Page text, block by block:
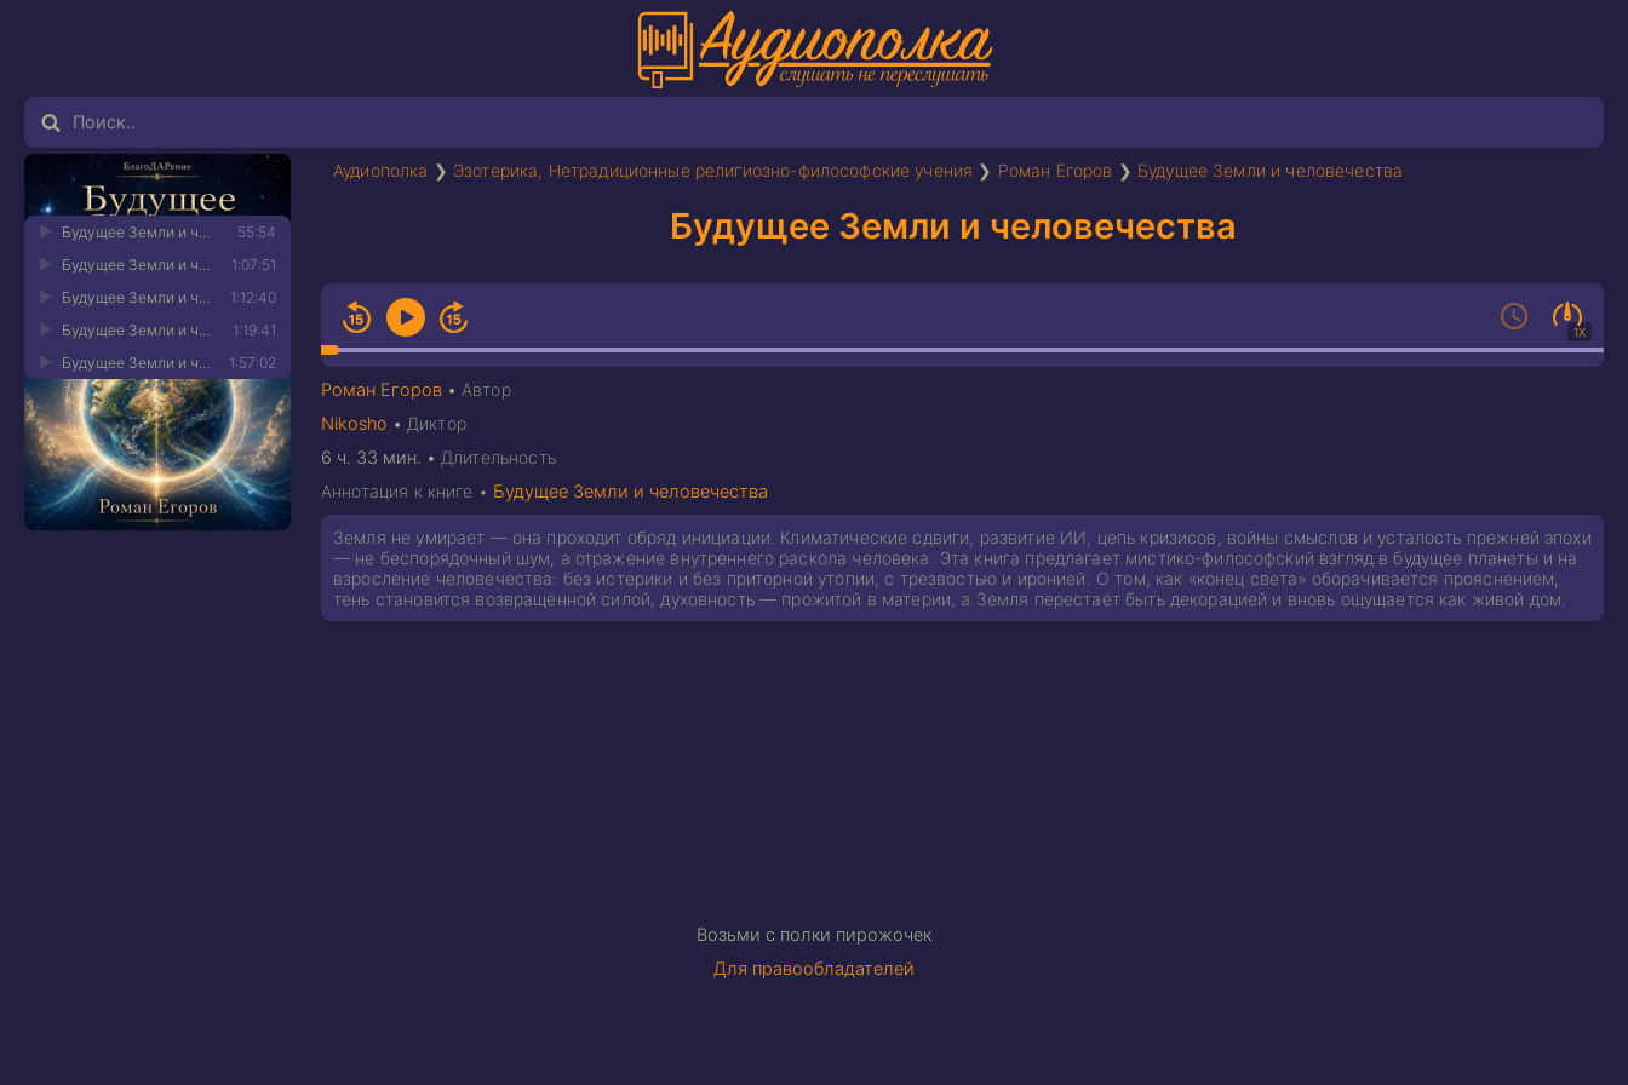
Аудиополка ❯ Эзотерика, Нетрадиционные религиозно-философские учения ❯ Роман Егоров ❯ Будущее Земли и человечества
Будущее Земли и человечества
1X
Роман Егоров • Автор
Nikosho • Диктор
6 ч. 33 мин. • Длительность
55:54
Будущее Земли и человечества 01
1:07:51
Будущее Земли и человечества 02
1:12:40
Будущее Земли и человечества 03
1:19:41
Будущее Земли и человечества 04
1:57:02
Будущее Земли и человечества 05
Аннотация к книге • Будущее Земли и человечества
Земля не умирает — она проходит обряд инициации. Климатические сдвиги, развитие ИИ, цепь кризисов, войны смыслов и усталость прежней эпохи
— не беспорядочный шум, а отражение внутреннего раскола человека. Эта книга предлагает мистико-философский взгляд в будущее планеты и на
взросление человечества: без истерики и без приторной утопии, с трезвостью и иронией. О том, как «конец света» оборачивается прояснением,
тень становится возвращённой силой, духовность — прожитой в материи, а Земля перестаёт быть декорацией и вновь ощущается как живой дом.
Возьми с полки пирожочек
Для правообладателей